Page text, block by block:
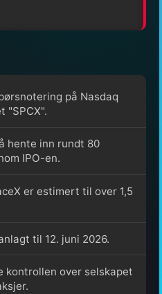
på Nasdaq
"SPCX".
hente inn rundt 80
IPO-en.
er estimert til over 1,5
til 12. juni 2026.
kontrollen over selskapet